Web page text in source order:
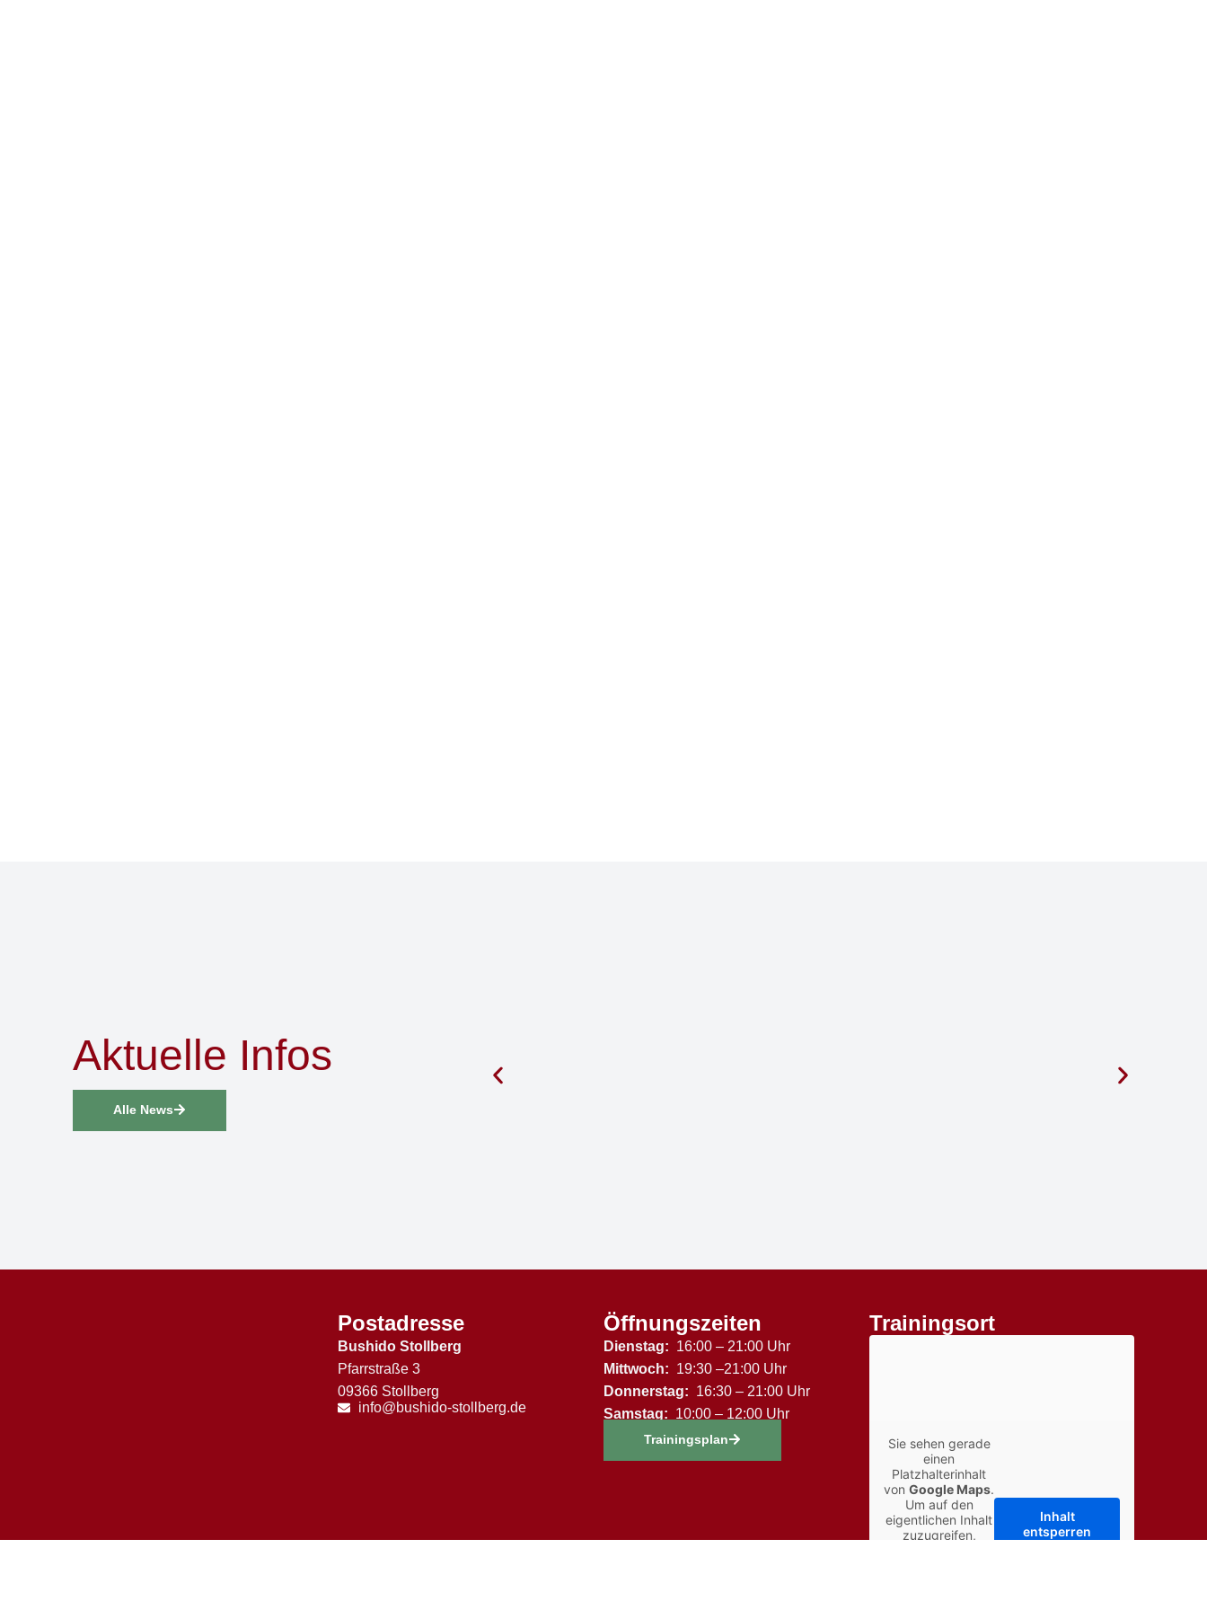
Aktuelle Infos
Alle News
Postadresse
Bushido Stollberg
Pfarrstraße 3
09366 Stollberg
info@bushido-stollberg.de
Öffnungszeiten
Dienstag: 16:00 – 21:00 Uhr
Mittwoch: 19:30 –21:00 Uhr
Donnerstag: 16:30 – 21:00 Uhr
Samstag: 10:00 – 12:00 Uhr
Trainingsplan
Trainingsort
Sie sehen gerade
einen
Platzhalterinhalt
vonGoogle Maps.
Um auf den
eigentlichen Inhalt
zuzugreifen,
Inhalt
entsperren